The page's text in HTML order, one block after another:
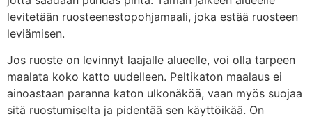
levitetään ruosteenestopohjamaali, joka estää ruosteen
leviämisen.
Jos ruoste on levinnyt laajalle alueelle, voi olla tarpeen
maalata koko katto uudelleen. Peltikaton maalaus ei
ainoastaan paranna katon ulkonäköä, vaan myös suojaa
sitä ruostumiselta ja pidentää sen käyttöikää. On